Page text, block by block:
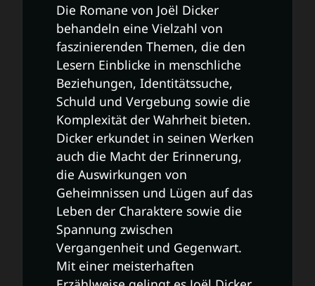
Die Romane von Joël Dicker
behandeln eine Vielzahl von
faszinierenden Themen, die den
Lesern Einblicke in menschliche
Beziehungen, Identitätssuche,
Schuld und Vergebung sowie die
Komplexität der Wahrheit bieten.
Dicker erkundet in seinen Werken
auch die Macht der Erinnerung,
die Auswirkungen von
Geheimnissen und Lügen auf das
Leben der Charaktere sowie die
Spannung zwischen
Vergangenheit und Gegenwart.
Mit einer meisterhaften